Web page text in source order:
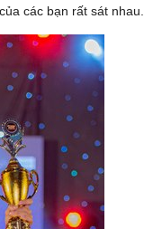
các bạn rất sát nhau.